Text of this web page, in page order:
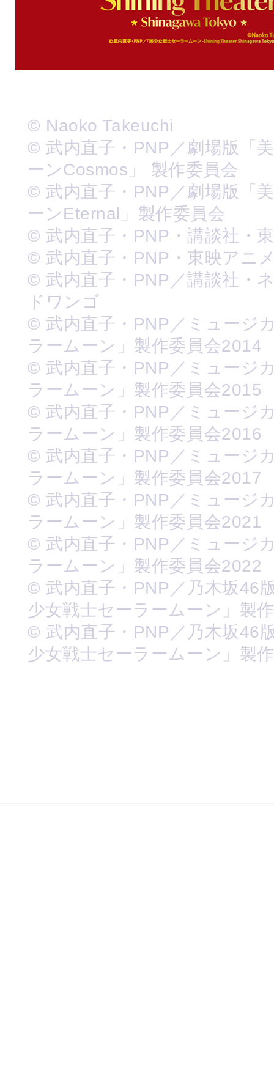
© Naoko Takeuchi
© 武内直子・PNP／劇場版「
ーンCosmos」 製作委員会
© 武内直子・PNP／劇場版「
ーンEternal」製作委員会
© 武内直子・PNP・講談社・
© 武内直子・PNP・東映アニ
© 武内直子・PNP／講談社・
ドワンゴ
© 武内直子・PNP／ミュージ
ラームーン」製作委員会2014
© 武内直子・PNP／ミュージ
ラームーン」製作委員会2015
© 武内直子・PNP／ミュージ
ラームーン」製作委員会2016
© 武内直子・PNP／ミュージ
ラームーン」製作委員会2017
© 武内直子・PNP／ミュージ
ラームーン」製作委員会2021
© 武内直子・PNP／ミュージ
ラームーン」製作委員会2022
© 武内直子・PNP／乃木坂46
少女戦士セーラームーン」製
© 武内直子・PNP／乃木坂46
少女戦士セーラームーン」製